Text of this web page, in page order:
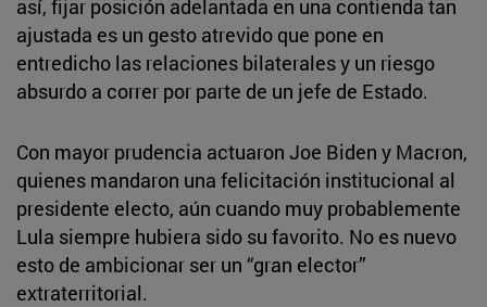
así, fijar posición adelantada en una contienda tan
ajustada es un gesto atrevido que pone en
entredicho las relaciones bilaterales y un riesgo
absurdo a correr por parte de un jefe de Estado.
Con mayor prudencia actuaron Joe Biden y Macron,
quienes mandaron una felicitación institucional al
presidente electo, aún cuando muy probablemente
Lula siempre hubiera sido su favorito. No es nuevo
esto de ambicionar ser un “gran elector”
extraterritorial.